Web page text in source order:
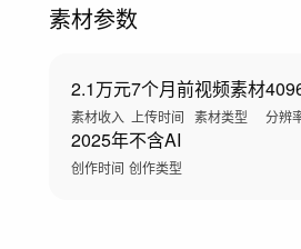
素材参数
2.1万元
素材收入
7个月前
上传时间
视频素材
素材类型 分辨
2025年
创作时间
不含AI
创作类型